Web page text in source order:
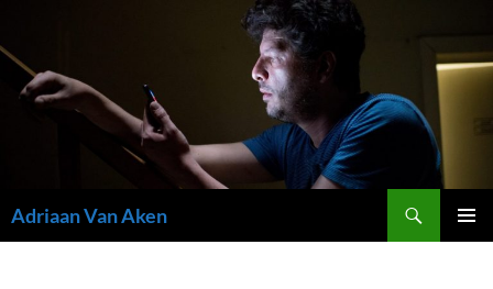
Adriaan Van Aken